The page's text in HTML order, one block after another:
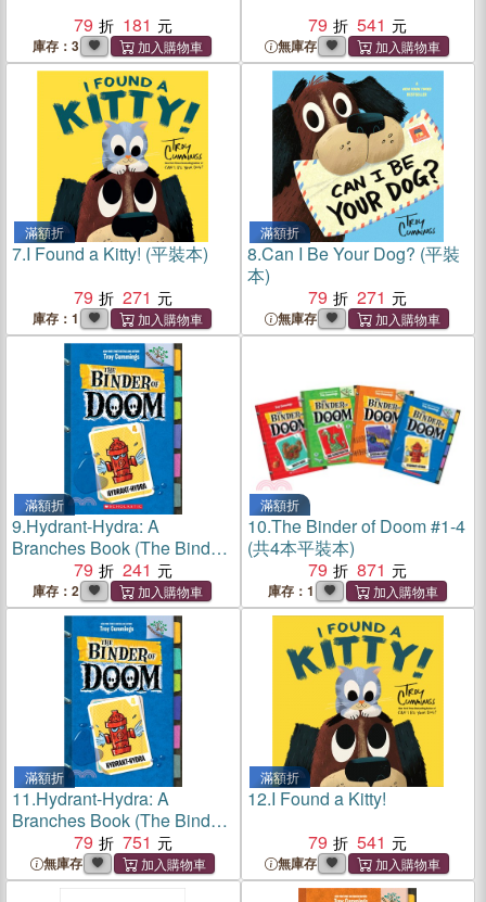
79
181
庫存：3
79
541
無庫存
滿額折
7.I Found a Kitty! (平裝本)
79
271
庫存：1
滿額折
8.Can I Be Your Dog? (平裝
本)
79
271
無庫存
滿額折
9.Hydrant-Hydra: A
Branches Book (The Binder
of Doom #4)(平裝本)
79 241
庫存：2
滿額折
10.The Binder of Doom #1-4
(共4本平裝本)
79
871
庫存：1
滿額折
11.Hydrant-Hydra: A
Branches Book (The Binder
of Doom #4)(精裝本)
79 751
無庫存
滿額折
12.I Found a Kitty!
79
541
無庫存